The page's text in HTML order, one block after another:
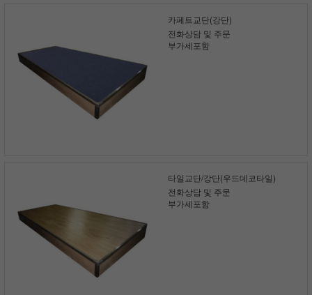
카페트교단(강단)
전화상담 및 주문
부가세포함
타일교단/강단(우드데코타일)
전화상담 및 주문
부가세포함